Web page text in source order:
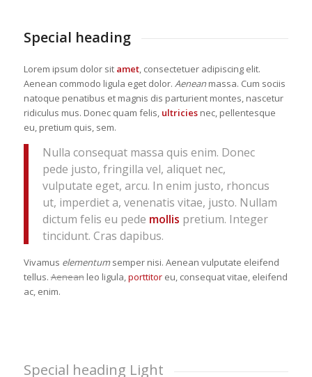
Special heading
Lorem ipsum dolor sit amet, consectetuer adipiscing elit.
Aenean commodo ligula eget dolor. Aeneanmassa. Cum sociis
natoque penatibus et magnis dis parturient montes, nascetur
ridiculus mus. Donec quam felis, ultriciesnec, pellentesque
eu, pretium quis, sem.
Nulla consequat massa quis enim. Donec
pede justo, fringilla vel, aliquet nec,
vulputate eget, arcu. In enim justo, rhoncus
ut, imperdiet a, venenatis vitae, justo. Nullam
dictum felis eu pede mollis pretium. Integer
tincidunt. Cras dapibus.
Vivamus elementumsemper nisi. Aenean vulputate eleifend
tellus.Aeneanleo ligula,porttitoreu, consequat vitae, eleifend
ac, enim.
Special heading Light